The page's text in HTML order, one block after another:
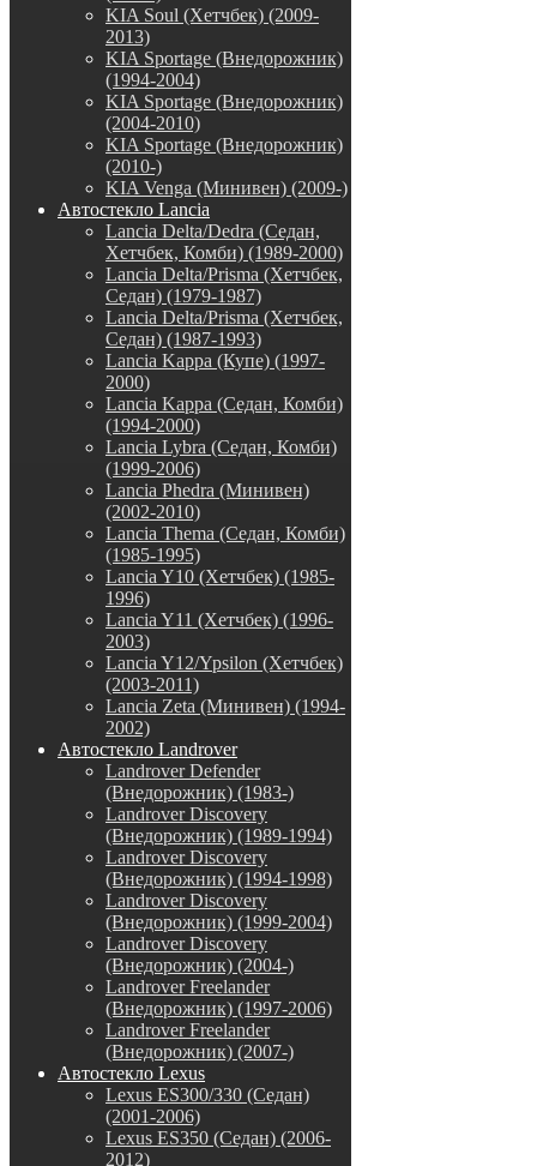
KIA Soul (Хетчбек) (2009-
2013)
KIA Sportage (Внедорожник)
(1994-2004)
KIA Sportage (Внедорожник)
(2004-2010)
KIA Sportage (Внедорожник)
(2010-)
KIA Venga (Минивен) (2009-)
Автостекло Lancia
Lancia Delta/Dedra (Седан,
Хетчбек, Комби) (1989-2000)
Lancia Delta/Prisma (Хетчбек,
Седан) (1979-1987)
Lancia Delta/Prisma (Хетчбек,
Седан) (1987-1993)
Lancia Kappa (Купе) (1997-
2000)
Lancia Kappa (Седан, Комби)
(1994-2000)
Lancia Lybra (Седан, Комби)
(1999-2006)
Lancia Phedra (Минивен)
(2002-2010)
Lancia Thema (Седан, Комби)
(1985-1995)
Lancia Y10 (Хетчбек) (1985-
1996)
Lancia Y11 (Хетчбек) (1996-
2003)
Lancia Y12/Ypsilon (Хетчбек)
(2003-2011)
Lancia Zeta (Минивен) (1994-
2002)
Автостекло Landrover
Landrover Defender
(Внедорожник) (1983-)
Landrover Discovery
(Внедорожник) (1989-1994)
Landrover Discovery
(Внедорожник) (1994-1998)
Landrover Discovery
(Внедорожник) (1999-2004)
Landrover Discovery
(Внедорожник) (2004-)
Landrover Freelander
(Внедорожник) (1997-2006)
Landrover Freelander
(Внедорожник) (2007-)
Автостекло Lexus
Lexus ES300/330 (Седан)
(2001-2006)
Lexus ES350 (Седан) (2006-
2012)